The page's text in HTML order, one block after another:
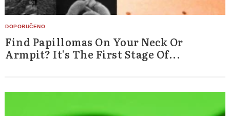
Find Papillomas On Your Neck Or
Armpit? It's The First Stage Of...